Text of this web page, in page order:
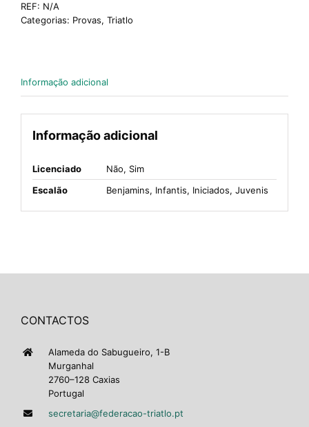
REF: N/A
Categorias: Provas, Triatlo
Informação adicional
Informação adicional
Licenciado
Não, Sim
Escalão
Benjamins, Infantis, Iniciados, Juvenis
CONTACTOS
Alameda do Sabugueiro, 1-B
Murganhal
2760–128 Caxias
Portugal
secretaria@federacao-triatlo.pt